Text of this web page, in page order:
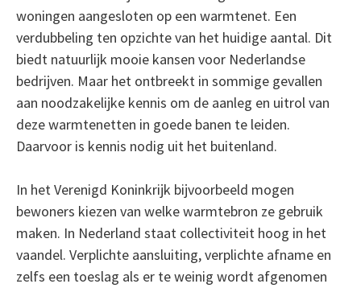
woningen aangesloten op een warmtenet. Een
verdubbeling ten opzichte van het huidige aantal. Dit
biedt natuurlijk mooie kansen voor Nederlandse
bedrijven. Maar het ontbreekt in sommige gevallen
aan noodzakelijke kennis om de aanleg en uitrol van
deze warmtenetten in goede banen te leiden.
Daarvoor is kennis nodig uit het buitenland.
In het Verenigd Koninkrijk bijvoorbeeld mogen
bewoners kiezen van welke warmtebron ze gebruik
maken. In Nederland staat collectiviteit hoog in het
vaandel. Verplichte aansluiting, verplichte afname en
zelfs een toeslag als er te weinig wordt afgenomen